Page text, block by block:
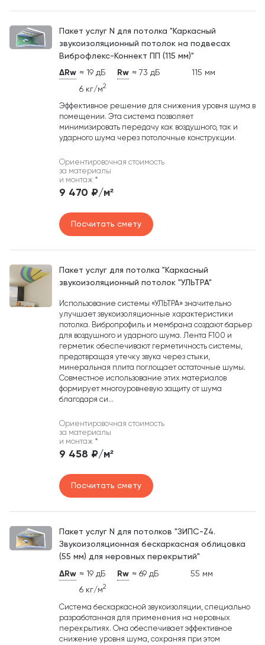
Пакет услуг N для потолка "Каркасный
звукоизоляционный потолок на подвесах
Виброфлекс-Коннект ПП (115 мм)"
ΔRw ≈ 19 дБ Rw ≈ 73 дБ
115 мм
6 кг/м2
Эффективное решение для снижения уровня шума в
помещении. Эта система позволяет
минимизировать передачу как воздушного, так и
ударного шума через потолочные конструкции.
Ориентировочная стоимость
за материалы
и монтаж *
9 470 ₽/м²
Посчитать смету
Пакет услуг для потолка "Каркасный
звукоизоляционный потолок "УЛЬТРА"
Использование системы «УЛЬТРА» значительно
улучшает звукоизоляционные характеристики
потолка. Вибропрофиль и мембрана создают барьер
для воздушного и ударного шума. Лента F100 и
герметик обеспечивают герметичность системы,
предотвращая утечку звука через стыки,
минеральная плита поглощает остаточные шумы.
Совместное использование этих материалов
формирует многоуровневую защиту от шума
благодаря си...
Ориентировочная стоимость
за материалы
и монтаж *
9 458 ₽/м²
Посчитать смету
Пакет услуг N для потолков "ЗИПС-Z4.
Звукоизоляционная бескаркасная облицовка
(55 мм) для неровных перекрытий"
ΔRw ≈ 19 дБ Rw ≈ 69 дБ
55 мм
6 кг/м2
Система бескаркасной звукоизоляции, специально
разработанная для применения на неровных
перекрытиях. Она обеспечивает эффективное
снижение уровня шума, сохраняя при этом